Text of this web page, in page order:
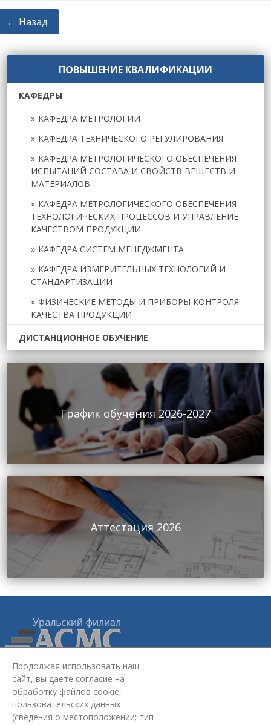
← Назад
ПОВЫШЕНИЕ КВАЛИФИКАЦИИ
КАФЕДРЫ
КАФЕДРА МЕТРОЛОГИИ
КАФЕДРА ТЕХНИЧЕСКОГО РЕГУЛИРОВАНИЯ
КАФЕДРА МЕТРОЛОГИЧЕСКОГО ОБЕСПЕЧЕНИЯ
ИСПЫТАНИЙ СОСТАВА И СВОЙСТВ ВЕЩЕСТВ И
МАТЕРИАЛОВ
КАФЕДРА МЕТРОЛОГИЧЕСКОГО ОБЕСПЕЧЕНИЯ
ТЕХНОЛОГИЧЕСКИХ ПРОЦЕССОВ И УПРАВЛЕНИЕ
КАЧЕСТВОМ ПРОДУКЦИИ
КАФЕДРА СИСТЕМ МЕНЕДЖМЕНТА
КАФЕДРА ИЗМЕРИТЕЛЬНЫХ ТЕХНОЛОГИЙ И
СТАНДАРТИЗАЦИИ
ФИЗИЧЕСКИЕ МЕТОДЫ И ПРИБОРЫ КОНТРОЛЯ
КАЧЕСТВА ПРОДУКЦИИ
ДИСТАНЦИОННОЕ ОБУЧЕНИЕ
График обучения 2026-2027
Аттестация 2026
Уральский филиал АСМС:620075, г. Екатеринбург,
Красноармейская, стр. 4Б, 2 этаж
+7 (343) 363-03-30
Продолжая использовать наш
сайт, вы даете согласие на
обработку файлов cookie,
пользовательских данных
(сведения о местоположении; тип